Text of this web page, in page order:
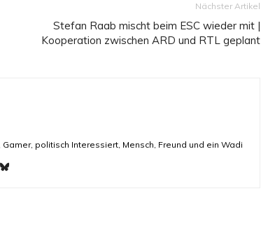
Nächster Artikel
Stefan Raab mischt beim ESC wieder mit |
Kooperation zwischen ARD und RTL geplant
politisch Interessiert, Mensch, Freund und ein Wadi